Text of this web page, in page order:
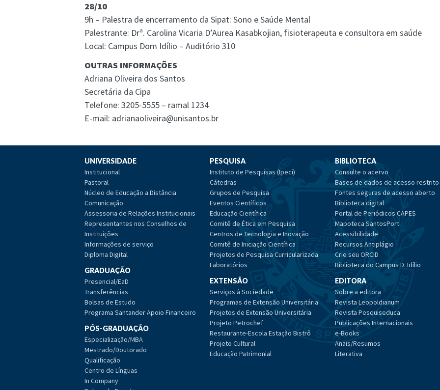
28/10
9h – Palestra de encerramento da Sipat: Sono e Saúde Mental
Palestrante: Drª. Carolina Vicaria D’Aurea Kasabkojian, fisioterapeuta e consultora em saúde
Local: Campus Dom Idílio – Auditório 310
OUTRAS INFORMAÇÕES
Adriana Oliveira dos Santos
Secretária da Cipa
Telefone: 3205-5555 – ramal 1234
E-mail: adrianaoliveira@unisantos.br
UNIVERSIDADE
Institucional
Pastoral
Núcleo de Educação a Distância
Comunicação
Assessoria de Relações Institucionais
Representantes nos Conselhos de
Instituições
Informações de serviço
Diploma Digital
GRADUAÇÃO
Presencial/EaD
Transferências
Bolsas de Estudo
Programa Santander Apoio Financeiro
PÓS-GRADUAÇÃO
Especialização/MBA
Mestrado/Doutorado
Qualificação
Centro de Línguas
In Company
PESQUISA
Instituto de Pesquisas (Ipeci)
Cátedras
Grupos de Pesquisa
Eventos Científicos
Educação Científica
Comitê de Ética em Pesquisa
Centros de Tecnologia e Inovação
Comitê de Iniciação Científica
Projetos de Pesquisa Curricularizada
Laboratórios
EXTENSÃO
Serviços à Sociedade
Programas de Extensão Universitária
Projetos de Extensão Universitária
Projeto Petrochef
Restaurante-Escola Estação Bistrô
Projeto Cultural
Educação Patrimonial
BIBLIOTECA
Consulte o acervo
Bases de dados de acesso restrito
Fontes seguras de acesso aberto
Biblioteca digital
Portal de Periódicos CAPES
Mapoteca SantosPort
Acessibilidade
Recursos Antiplágio
Crie seu ORCID
Biblioteca do Campus D. Idílio
EDITORA
Sobre a editora
Revista Leopoldianum
Revista Pesquiseduca
Publicações Internacionais
e-Books
Anais/Resumos
Literativa